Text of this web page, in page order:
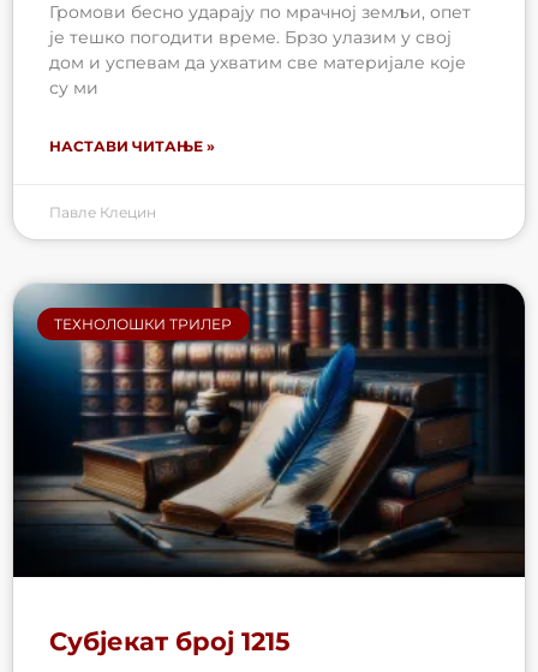
Громови бесно ударају по мрачној земљи, опет
је тешко погодити време. Брзо улазим у свој
дом и успевам да ухватим све материјале које
су ми
НАСТАВИ ЧИТАЊЕ »
Павле Клецин
ТЕХНОЛОШКИ ТРИЛЕР
Субјекат број 1215